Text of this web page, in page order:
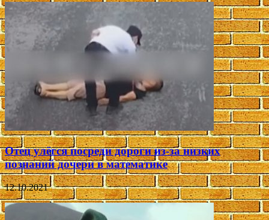
Отец улёгся посреди дороги из-за низких
познаний дочери в математике
12.10.2021